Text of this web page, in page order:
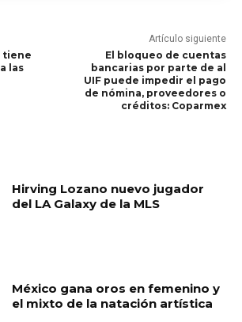
tiene
las
Artículo siguiente
El bloqueo de cuentas
bancarias por parte de al
UIF puede impedir el pago
de nómina, proveedores o
créditos: Coparmex
Hirving Lozano nuevo jugador
del LA Galaxy de la MLS
México gana oros en femenino y
el mixto de la natación artística